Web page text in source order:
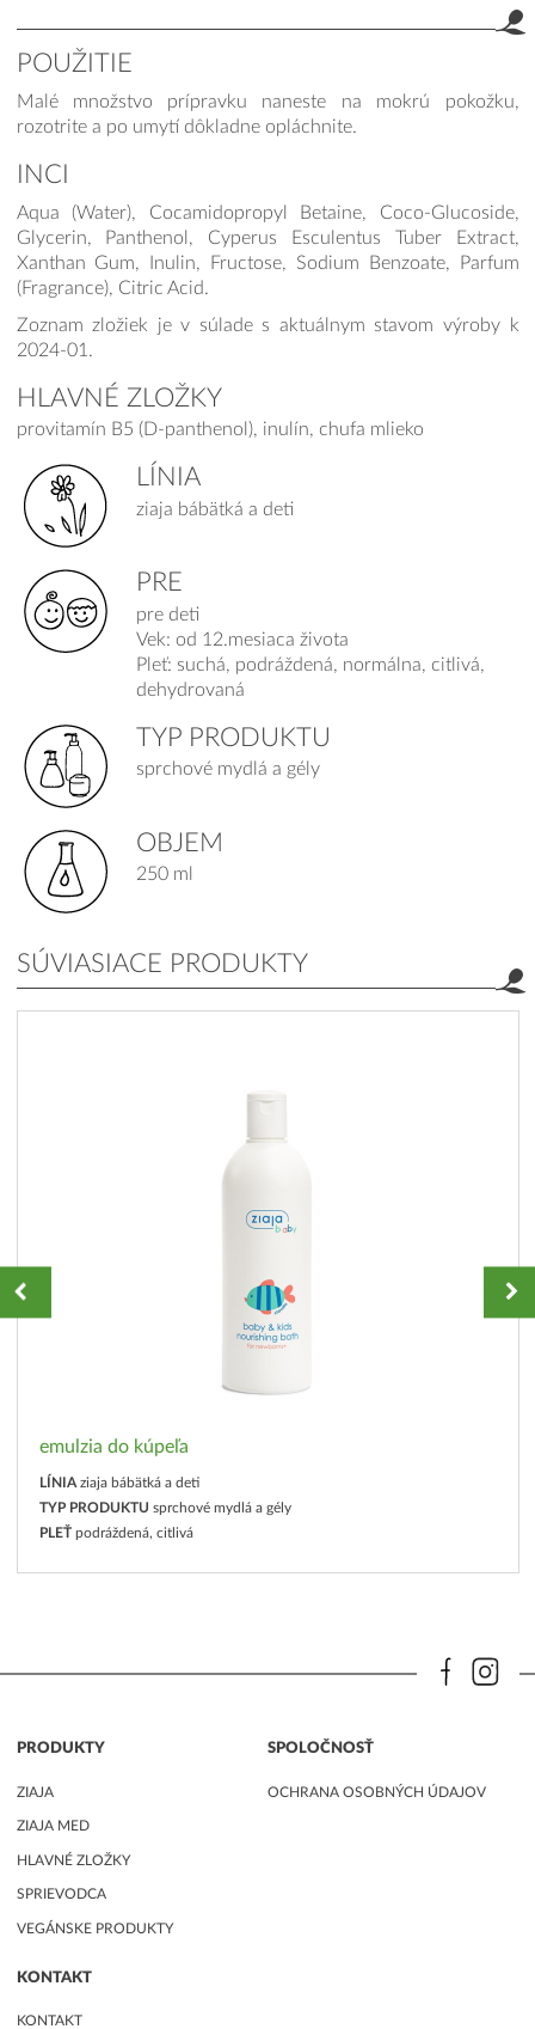
POUŽITIE
Malé množstvo prípravku naneste na mokrú pokožku,
rozotrite a po umytí dôkladne opláchnite.
INCI
Aqua (Water), Cocamidopropyl Betaine, Coco-Glucoside,
Glycerin, Panthenol, Cyperus Esculentus Tuber Extract,
Xanthan Gum, Inulin, Fructose, Sodium Benzoate, Parfum
(Fragrance), Citric Acid.
Zoznam zložiek je v súlade s aktuálnym stavom výroby k
2024-01.
HLAVNÉ ZLOŽKY
provitamín B5 (D-panthenol), inulín, chufa mlieko
LÍNIA
ziaja bábätká a deti
PRE
pre deti
Vek: od 12.mesiaca života
Pleť: suchá, podráždená, normálna, citlivá,
dehydrovaná
TYP PRODUKTU
sprchové mydlá a gély
OBJEM
250 ml
SÚVIASIACE PRODUKTY
emulzia do kúpeľa
LÍNIA ziaja bábätká a deti
TYP PRODUKTU sprchové mydlá a gély
PLEŤ podráždená, citlivá
PRODUKTY
ZIAJA
ZIAJA MED
HLAVNÉ ZLOŽKY
SPRIEVODCA
VEGÁNSKE PRODUKTY
SPOLOČNOSŤ
OCHRANA OSOBNÝCH ÚDAJOV
KONTAKT
KONTAKT